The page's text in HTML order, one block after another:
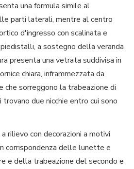
una formula simile al
parti laterali, mentre al centro
d'ingresso con scalinata e
a sostegno della veranda
presenta una vetrata suddivisa in
chiara, inframmezzata da
che sorreggono la trabeazione di
due nicchie entro cui sono
rilievo con decorazioni a motivi
corrispondenza delle lunette e
e della trabeazione del secondo e